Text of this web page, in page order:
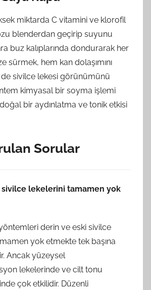
miktarda C vitamini ve klorofil
blenderdan geçirip suyunu
buz kalıplarında dondurarak her
sürmek, hem kan dolaşımını
de sivilce lekesi görünümünü
kimyasal bir soyma işlemi
bir aydınlatma ve tonik etkisi
Sorular
lekelerini tamamen yok
derin ve eski sivilce
yok etmekte tek başına
Ancak yüzeysel
lekelerinde ve cilt tonu
çok etkilidir. Düzenli